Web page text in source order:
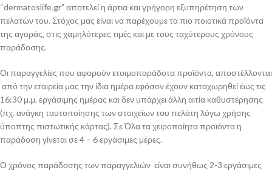
“dermatoslife.gr” αποτελεί η άρτια και γρήγορη εξυπηρέτηση των
πελατών του. Στόχος μας είναι να παρέχουμε τα πιο ποιοτικά προϊόντα
της αγοράς, στις χαμηλότερες τιμές και με τους ταχύτερους χρόνους
παράδοσης.
Οι παραγγελίες που αφορούν ετοιμοπαράδοτα προϊόντα, αποστέλλονται
από την εταιρεία μας την ίδια ημέρα εφόσον έχουν καταχωρηθεί έως τις
16:30 μ.μ. εργάσιμης ημέρας και δεν υπάρχει άλλη αιτία καθυστέρησης
(πχ. ανάγκη ταυτοποίησης των στοιχείων του πελάτη λόγω χρήσης
ύποπτης πιστωτικής κάρτας). Σε Όλα τα χειροποίητα προϊόντα η
παράδοση γίνεται σε 4 – 6 εργάσιμες μέρες.
Ο χρόνος παράδοσης των παραγγελιών είναι συνήθως 2-3 εργάσιμες